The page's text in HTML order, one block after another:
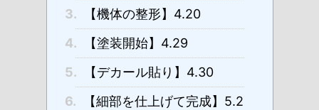
3.
【機体の整形】4.20
4.
【塗装開始】4.29
5.
【デカール貼り】4.30
6.
【細部を仕上げて完成】5.2